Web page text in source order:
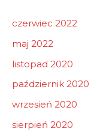
czerwiec 2022
maj 2022
listopad 2020
październik 2020
wrzesień 2020
sierpień 2020